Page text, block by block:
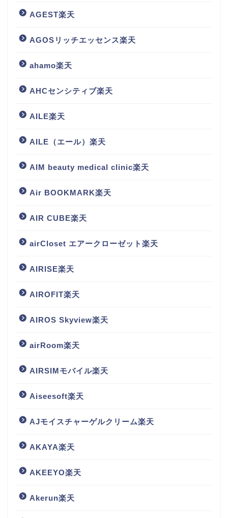
AGEST楽天
AGOSリッチエッセンス楽天
ahamo楽天
AHCセンシティブ楽天
AILE楽天
AILE（エール）楽天
AIM beauty medical clinic楽天
Air BOOKMARK楽天
AIR CUBE楽天
airCloset エアークローゼット楽天
AIRISE楽天
AIROFIT楽天
AIROS Skyview楽天
airRoom楽天
AIRSIMモバイル楽天
Aiseesoft楽天
AJモイスチャーゲルクリーム楽天
AKAYA楽天
AKEEYO楽天
Akerun楽天